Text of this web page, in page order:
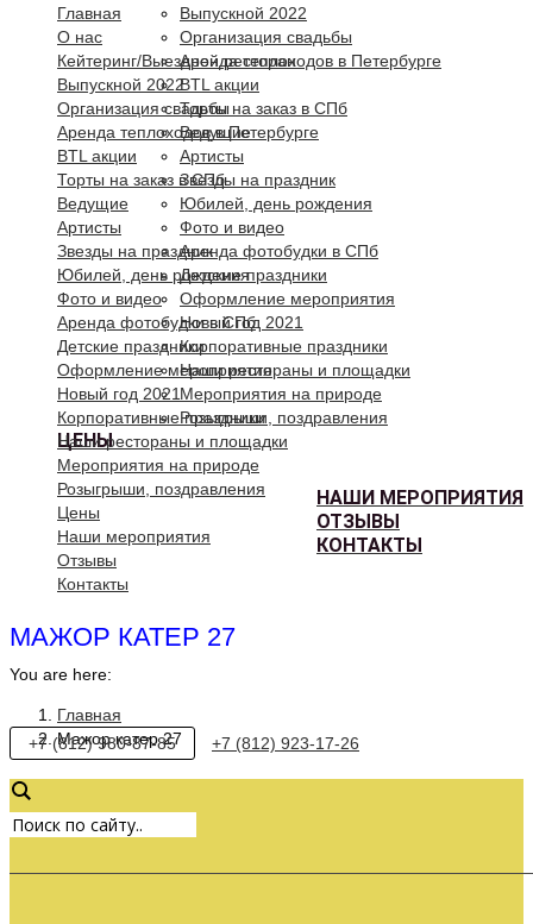
Выпускной 2022
Организация свадьбы
Аренда теплоходов в Петербурге
BTL акции
Торты на заказ в СПб
Ведущие
Артисты
Звезды на праздник
Юбилей, день рождения
Фото и видео
Аренда фотобудки в СПб
Детские праздники
Оформление мероприятия
Новый год 2021
Корпоративные праздники
Наши рестораны и площадки
Мероприятия на природе
Розыгрыши, поздравления
ЦЕНЫ
НАШИ МЕРОПРИЯТИЯ
ОТЗЫВЫ
КОНТАКТЫ
Главная
О нас
Кейтеринг/Выездной ресторан
Выпускной 2022
Организация свадьбы
Аренда теплоходов в Петербурге
BTL акции
Торты на заказ в СПб
Ведущие
Артисты
Звезды на праздник
Юбилей, день рождения
Фото и видео
Аренда фотобудки в СПб
Детские праздники
Оформление мероприятия
Новый год 2021
Корпоративные праздники
Наши рестораны и площадки
Мероприятия на природе
Розыгрыши, поздравления
Цены
Наши мероприятия
Отзывы
Контакты
МАЖОР КАТЕР 27
You are here:
Главная
Мажор катер 27
+7 (812) 980-87-85 +7 (812) 923-17-26